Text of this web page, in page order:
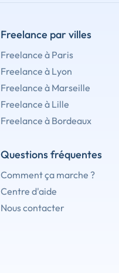
Freelance par villes
Freelance à Paris
Freelance à Lyon
Freelance à Marseille
Freelance à Lille
Freelance à Bordeaux
Questions fréquentes
Comment ça marche ?
Centre d'aide
Nous contacter